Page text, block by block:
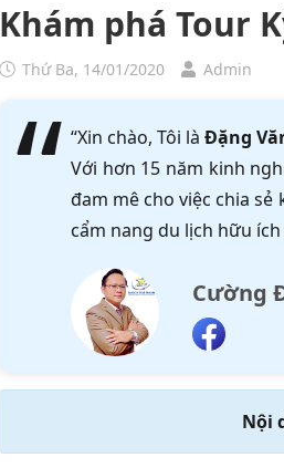
Khám phá Tour
Thứ Ba, 14/01/2020 Admin
“Xin chào, Tôi làĐặng
Với hơn 15 năm kinh
đam mê cho việc chia
cẩm nang du lịch hữu
Cường
Nội